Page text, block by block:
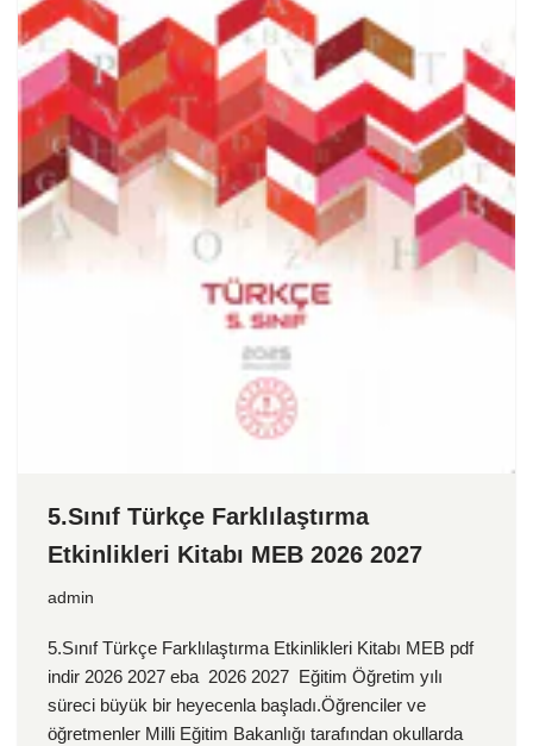
5.Sınıf Türkçe Farklılaştırma
Etkinlikleri Kitabı MEB 2026 2027
admin
5.Sınıf Türkçe Farklılaştırma Etkinlikleri Kitabı MEB pdf
indir 2026 2027 eba 2026 2027 Eğitim Öğretim yılı
süreci büyük bir heyecenla başladı.Öğrenciler ve
öğretmenler Milli Eğitim Bakanlığı tarafından okullarda